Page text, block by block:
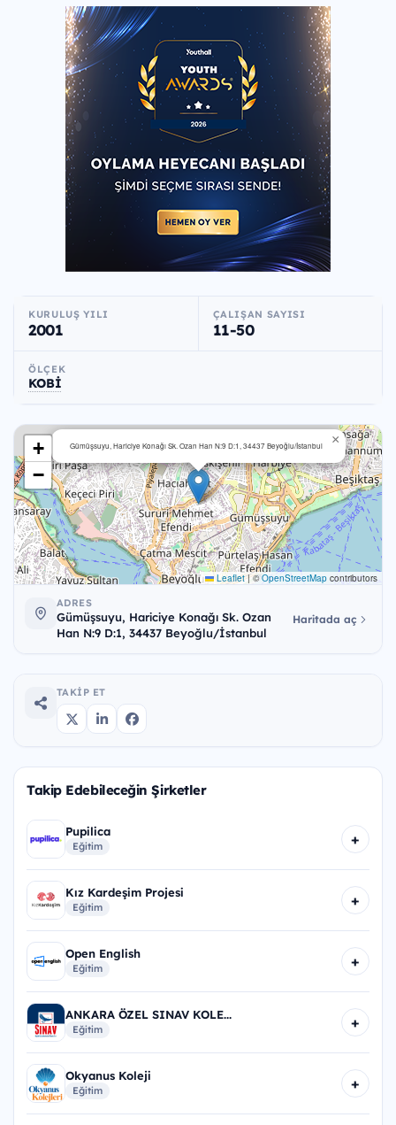
KURULUŞ YILI
2001
ÇALIŞAN SAYISI
11-50
ÖLÇEK
KOBİ
Gümüşsuyu, Hariciye Konağı Sk. Ozan Han N:9 D:1, 34437 Beyoğlu/İstanbul ×
+
−
Leaflet |©OpenStreetMap contributors
ADRES
Gümüşsuyu, Hariciye Konağı Sk. Ozan
Han N:9 D:1, 34437 Beyoğlu/İstanbul
Haritada aç
TAKIP ET
Takip Edebileceğin Şirketler
Pupilica
Eğitim +
Kız Kardeşim Projesi
Eğitim +
Open English
Eğitim +
ANKARA ÖZEL SINAV KOLE...
Eğitim +
Okyanus Koleji
Eğitim +